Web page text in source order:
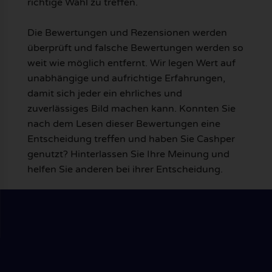
Die Bewertungen und Rezensionen werden
überprüft und falsche Bewertungen werden so
weit wie möglich entfernt. Wir legen Wert auf
unabhängige und aufrichtige Erfahrungen,
damit sich jeder ein ehrliches und
zuverlässiges Bild machen kann. Konnten Sie
nach dem Lesen dieser Bewertungen eine
Entscheidung treffen und haben Sie Cashper
genutzt? Hinterlassen Sie Ihre Meinung und
helfen Sie anderen bei ihrer Entscheidung.